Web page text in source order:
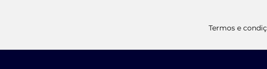
Termos e